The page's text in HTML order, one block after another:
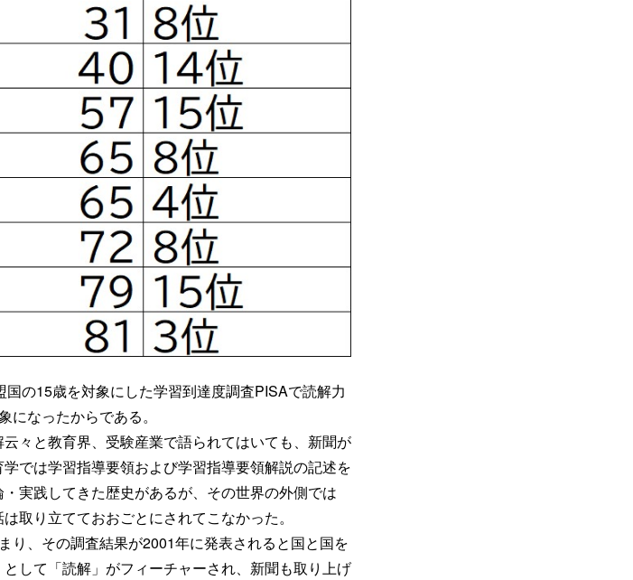
の15歳を対象にした学習到達度調査PISAで読解力
になったからである。
々と教育界、受験産業で語られてはいても、新聞が
では学習指導要領および学習指導要領解説の記述を
実践してきた歴史があるが、その世界の外側では
取り立てておおごとにされてこなかった。
り、その調査結果が2001年に発表されると国と国を
して「読解」がフィーチャーされ、新聞も取り上げ